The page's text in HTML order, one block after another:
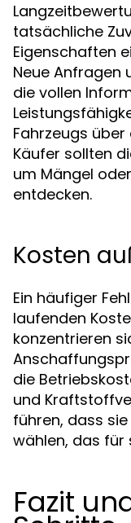
tatsächliche
Eigenschaften
Neue Anfragen
die vollen
Fahrzeugs
Käufer sollten
um Mängel
entdecken.
Kosten
Ein häufiger
laufenden
konzentrieren
die
und
führen, dass
wählen, das für
Fazit